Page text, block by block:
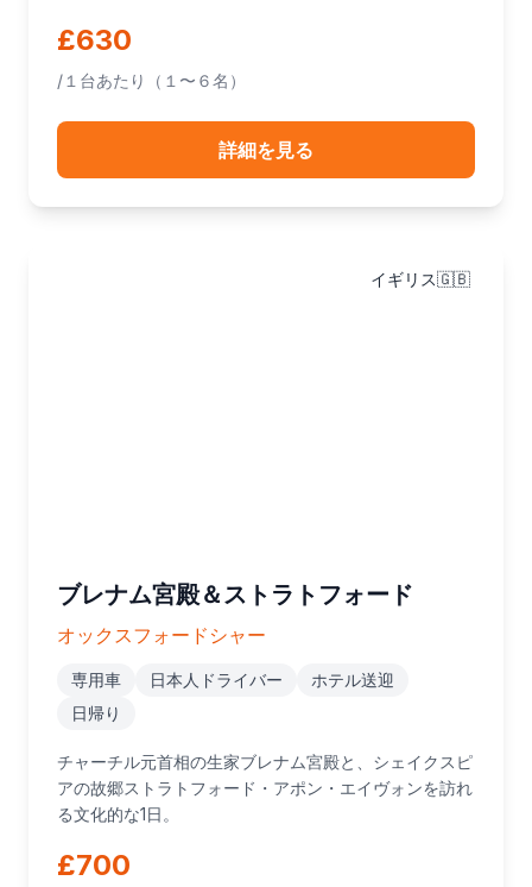
£630
/１台あたり（１〜６名）
詳細を見る
イギリス🇬🇧
ブレナム宮殿＆ストラトフォード
オックスフォードシャー
専用車 日本人ドライバー
ホテル送迎
日帰り
チャーチル元首相の生家ブレナム宮殿と、シェイクスピ
アの故郷ストラトフォード・アポン・エイヴォンを訪れ
る文化的な1日。
£700